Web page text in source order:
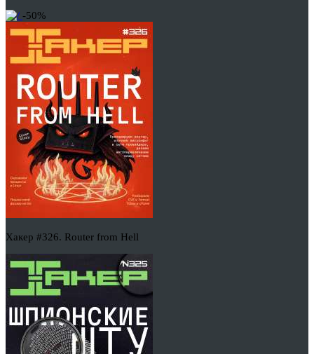
-50%
Хакер #326. Router from Hell